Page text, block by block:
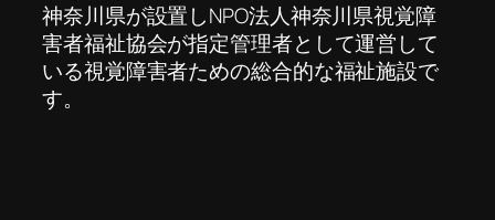
神奈川県が設置しNPO法人神奈川県視覚障
害者福祉協会が指定管理者として運営して
いる視覚障害者ための総合的な福祉施設で
す。